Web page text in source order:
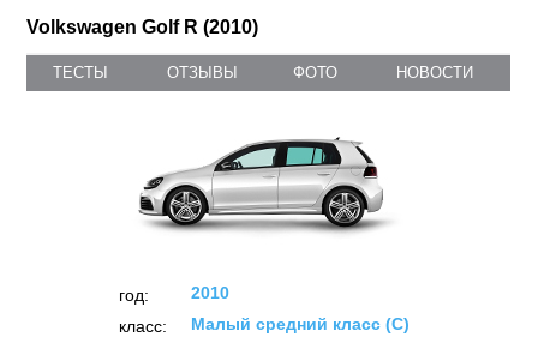
Volkswagen Golf R (2010)
ТЕСТЫ ОТЗЫВЫ ФОТО НОВОСТИ
год:
2010
класс:
Малый средний класс (C)